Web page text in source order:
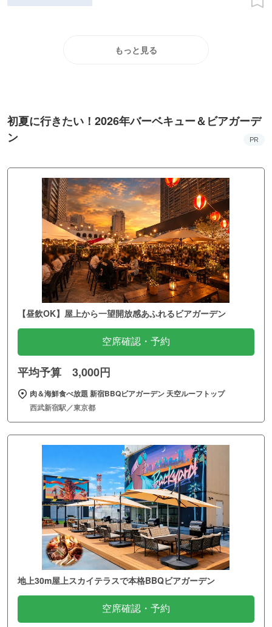
もっと見る
初夏に行きたい！2026年バーベキュー＆ビアガーデ
ン
PR
【昼飲OK】屋上から一望開放感あふれるビアガーデン
空席確認・予約
平均予算 3,000円
肉＆海鮮食べ放題 新宿BBQビアガーデン 天空ルーフトップ
西武新宿駅／東京都
地上30m屋上スカイテラスで本格BBQビアガーデン
空席確認・予約